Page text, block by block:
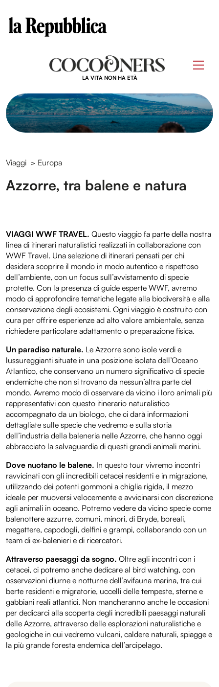
LA VITA NON HA ETÀ
Viaggi > Europa
Azzorre, tra balene e natura
VIAGGI WWF TRAVEL. Questo viaggio fa parte della nostra
linea di itinerari naturalistici realizzati in collaborazione con
WWF Travel. Una selezione di itinerari pensati per chi
desidera scoprire il mondo in modo autentico e rispettoso
dell’ambiente, con un focus sull’avvistamento di specie
protette. Con la presenza di guide esperte WWF, avremo
modo di approfondire tematiche legate alla biodiversità e alla
conservazione degli ecosistemi. Ogni viaggio è costruito con
cura per offrire esperienze ad alto valore ambientale, senza
richiedere particolare adattamento o preparazione fisica.
Un paradiso naturale. Le Azzorre sono isole verdi e
lussureggianti situate in una posizione isolata dell’Oceano
Atlantico, che conservano un numero significativo di specie
endemiche che non si trovano da nessun’altra parte del
mondo. Avremo modo di osservare da vicino i loro animali più
rappresentativi con questo itinerario naturalistico
accompagnato da un biologo, che ci darà informazioni
dettagliate sulle specie che vedremo e sulla storia
dell’industria della baleneria nelle Azzorre, che hanno oggi
abbracciato la salvaguardia di questi grandi animali marini.
Dove nuotano le balene. In questo tour vivremo incontri
ravvicinati con gli incredibili cetacei residenti e in migrazione,
utilizzando dei potenti gommoni a chiglia rigida, il mezzo
ideale per muoversi velocemente e avvicinarsi con discrezione
agli animali in oceano. Potremo vedere da vicino specie come
balenottere azzurre, comuni, minori, di Bryde, boreali,
megattere, capodogli, delfini e grampi, collaborando con un
team di ex-balenieri e di ricercatori.
Attraverso paesaggi da sogno. Oltre agli incontri con i
cetacei, ci potremo anche dedicare al bird watching, con
osservazioni diurne e notturne dell’avifauna marina, tra cui
berte residenti e migratorie, uccelli delle tempeste, sterne e
gabbiani reali atlantici. Non mancheranno anche le occasioni
per dedicarci alla scoperta degli incredibili paesaggi naturali
delle Azzorre, attraverso delle esplorazioni naturalistiche e
geologiche in cui vedremo vulcani, caldere naturali, spiagge e
la più grande foresta endemica dell’arcipelago.